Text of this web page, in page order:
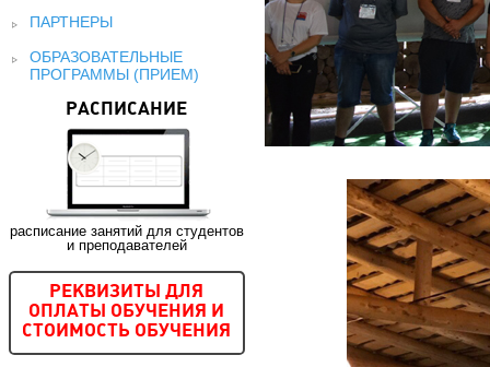
ПАРТНЕРЫ
ОБРАЗОВАТЕЛЬНЫЕ
ПРОГРАММЫ (ПРИЕМ)
РАСПИСАНИЕ
расписание занятий для студентов
и преподавателей
РЕКВИЗИТЫ ДЛЯ
ОПЛАТЫ ОБУЧЕНИЯ И
СТОИМОСТЬ ОБУЧЕНИЯ